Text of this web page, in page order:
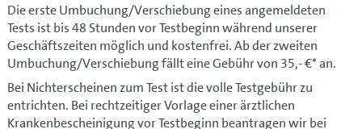
Die erste Umbuchung/Verschiebung eines angemeldeten
Tests ist bis 48 Stunden vor Testbeginn während unserer
Geschäftszeiten möglich und kostenfrei. Ab der zweiten
Umbuchung/Verschiebung fällt eine Gebühr von 35,- €* an.
Bei Nichterscheinen zum Test ist die volle Testgebühr zu
entrichten. Bei rechtzeitiger Vorlage einer ärztlichen
Krankenbescheinigung vor Testbeginn beantragen wir bei